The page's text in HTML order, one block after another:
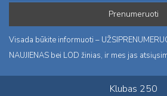
Visada būkite informuoti –
NAUJIENAS bei LOD žinias, ir mes jas
Klubas 250